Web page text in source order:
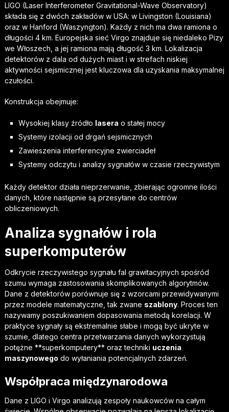
LIGO (Laser Interferometer Gravitational-Wave Observatory)
składa się z dwóch zakładów w USA: w Livingston (Louisiana)
oraz w Hanford (Waszyngton). Każdy z nich ma dwa ramiona o
długości 4 km. Europejska sieć Virgo znajduje się niedaleko Pizy
we Włoszech, a jej ramiona mają długość 3 km. Lokalizacja
detektorów z dala od dużych miast i w strefach niskiej
aktywności sejsmicznej jest kluczowa dla uzyskania maksymalnej
czułości.
Konstrukcja obejmuje:
Wysokiej klasy źródło lasera o stałej mocy
Systemy izolacji od drgań sejsmicznych
Zawieszenia interferencyjne zwierciadeł
Systemy odczytu i analizy sygnałów w czasie rzeczywistym
Każdy detektor działa nieprzerwanie, zbierając ogromne ilości
danych, które następnie są przesyłane do centrów
obliczeniowych.
Analiza sygnałów i rola
superkomputerów
Odkrycie rzeczywistego sygnału fal grawitacyjnych spośród
szumu wymaga zastosowania skomplikowanych algorytmów.
Dane z detektorów porównuje się z wzorcami przewidywanymi
przez modele matematyczne, tak zwane szablony. Proces ten
nazywamy poszukiwaniem dopasowania metodą korelacji. W
praktyce sygnały są ekstremalnie słabe i mogą być ukryte w
szumie, dlatego centra przetwarzania danych wykorzystują
potężne **superkomputery** oraz techniki uczenia
maszynowego do wyłaniania potencjalnych zdarzeń.
Współpraca międzynarodowa
Dane z LIGO i Virgo analizują zespoły naukowców na całym